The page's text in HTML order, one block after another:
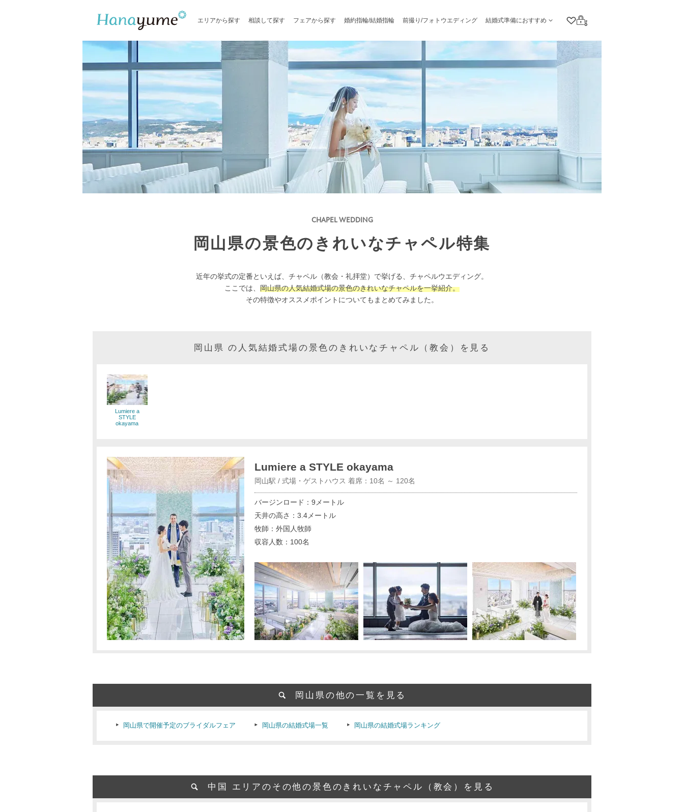
エリアから探す 相談して探す フェアから探す 婚約指輪/結婚指輪 前撮り/フォトウエディング 結婚式準備におすすめ
クリップリスト
ログイン
岡山県の景色のきれいなチャペル特集
近年の挙式の定番といえば、チャペル（教会・礼拝堂）で挙げる、チャペルウエディング。
ここでは、 岡山県の人気結婚式場の景色のきれいなチャペルを一挙紹介。
その特徴やオススメポイントについてもまとめてみました。
岡山県 の人気結婚式場の景色のきれいなチャペル（教会）を見る
Lumiere a
STYLE
okayama
Lumiere a STYLE okayama
岡山駅 / 式場・ゲストハウス 着席：10名 ～ 120名
バージンロード：9メートル
天井の高さ：3.4メートル
牧師：外国人牧師
収容人数：100名
岡山県の他の一覧を見る
岡山県で開催予定のブライダルフェア 岡山県の結婚式場一覧 岡山県の結婚式場ランキング
中国 エリアのその他の景色のきれいなチャペル（教会）を見る